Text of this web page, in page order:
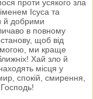
проти усякого зла
Ісуса та
й добрими
в повному
щоб від
ми краще
Хай зло й
місця у
спокій, смирення,